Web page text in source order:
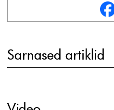
Sarnased artiklid